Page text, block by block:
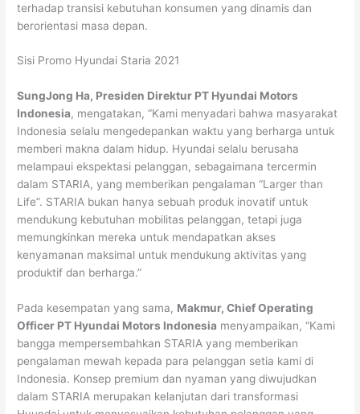
terhadap transisi kebutuhan konsumen yang dinamis dan
berorientasi masa depan.
Sisi Promo Hyundai Staria 2021
SungJong Ha, Presiden Direktur PT Hyundai Motors
Indonesia, mengatakan, “Kami menyadari bahwa masyarakat
Indonesia selalu mengedepankan waktu yang berharga untuk
memberi makna dalam hidup. Hyundai selalu berusaha
melampaui ekspektasi pelanggan, sebagaimana tercermin
dalam STARIA, yang memberikan pengalaman “Larger than
Life”. STARIA bukan hanya sebuah produk inovatif untuk
mendukung kebutuhan mobilitas pelanggan, tetapi juga
memungkinkan mereka untuk mendapatkan akses
kenyamanan maksimal untuk mendukung aktivitas yang
produktif dan berharga.”
Pada kesempatan yang sama, Makmur, Chief Operating
Officer PT Hyundai Motors Indonesia menyampaikan, “Kami
bangga mempersembahkan STARIA yang memberikan
pengalaman mewah kepada para pelanggan setia kami di
Indonesia. Konsep premium dan nyaman yang diwujudkan
dalam STARIA merupakan kelanjutan dari transformasi